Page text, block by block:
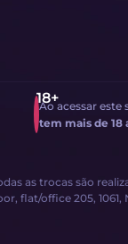
as trocas são
flat/office 205, 1061,
Ao acessar este
tem mais de 18